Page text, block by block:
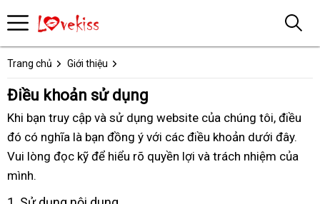
Trang chủ Giới thiệu
Điều khoản sử dụng
Khi bạn truy cập và sử dụng website của chúng tôi, điều
đó có nghĩa là bạn đồng ý với các điều khoản dưới đây.
Vui lòng đọc kỹ để hiểu rõ quyền lợi và trách nhiệm của
mình.